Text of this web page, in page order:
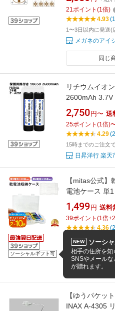
PR41(312)
21ポイント (1倍)
4.93
1〜3日以内に発送(
メガネのアイ
同じ
リチウムイオ
2600mAh 3.7V
ッテリー 充電
済】パナソニ
回路搭載 フラ
2,750 円〜 送
25ポイント (1倍)
4.29
15時までのご注文
日昇洋行 楽天
ソーシャルギフト可
【mitas公式
電池ケース 単
電池 収納 ケー
リ まとめて保
1,499 円 送料
39ポイント (1倍+2
4.36
12:00までの注文で
mitas ショッ
同じ
【ゆうパケッ
INAX A-4305
NEW ソーシ
相手の住所を知
SNSやメールな
が贈れます。